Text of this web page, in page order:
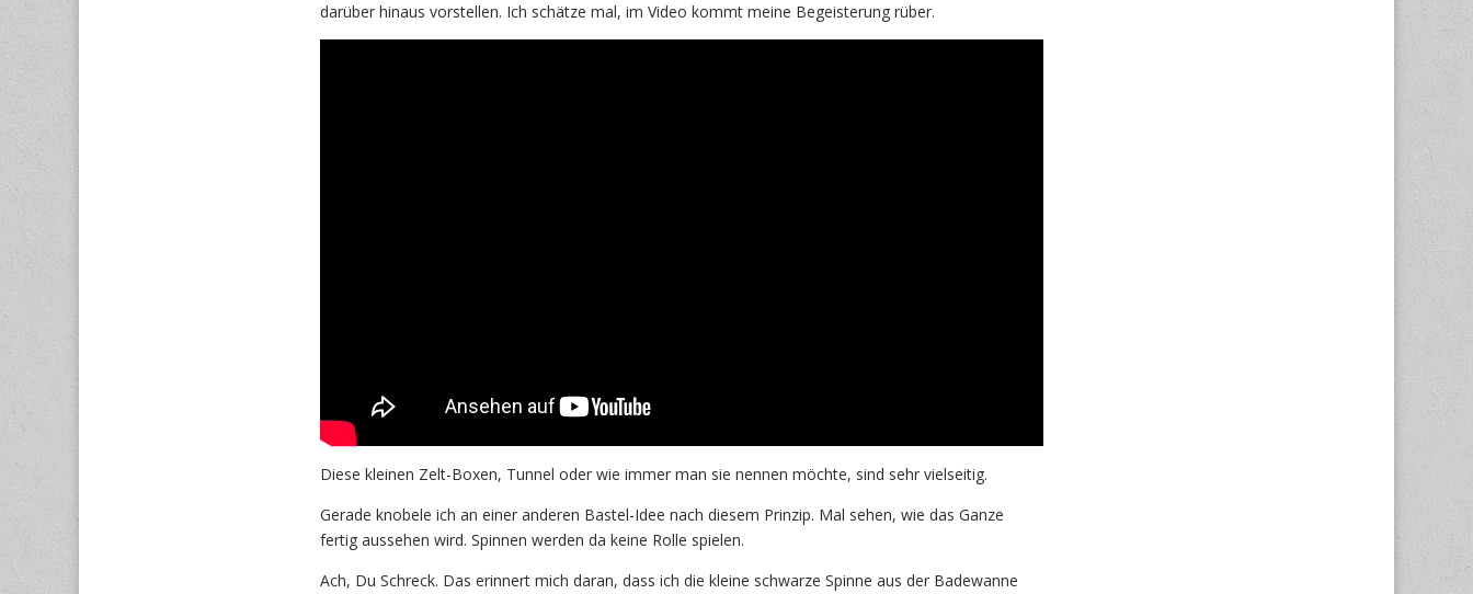
darüber hinaus vorstellen. Ich schätze mal, im Video kommt meine Begeisterung rüber.
Diese kleinen Zelt-Boxen, Tunnel oder wie immer man sie nennen möchte, sind sehr vielseitig.
Gerade knobele ich an einer anderen Bastel-Idee nach diesem Prinzip. Mal sehen, wie das Ganze
fertig aussehen wird. Spinnen werden da keine Rolle spielen.
Ach, Du Schreck. Das erinnert mich daran, dass ich die kleine schwarze Spinne aus der Badewanne